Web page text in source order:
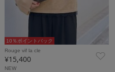
10％ポイントバック
Rouge vif la cle
¥15,400
NEW